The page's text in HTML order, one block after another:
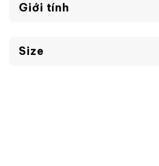
Giới tính
Size